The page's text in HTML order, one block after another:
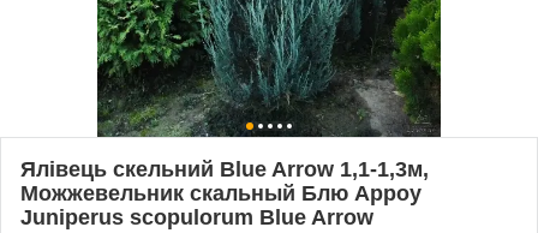
Ялівець скельний Blue Arrow 1,1-1,3м,
Можжевельник скальный Блю Арроу
Juniperus scopulorum Blue Arrow